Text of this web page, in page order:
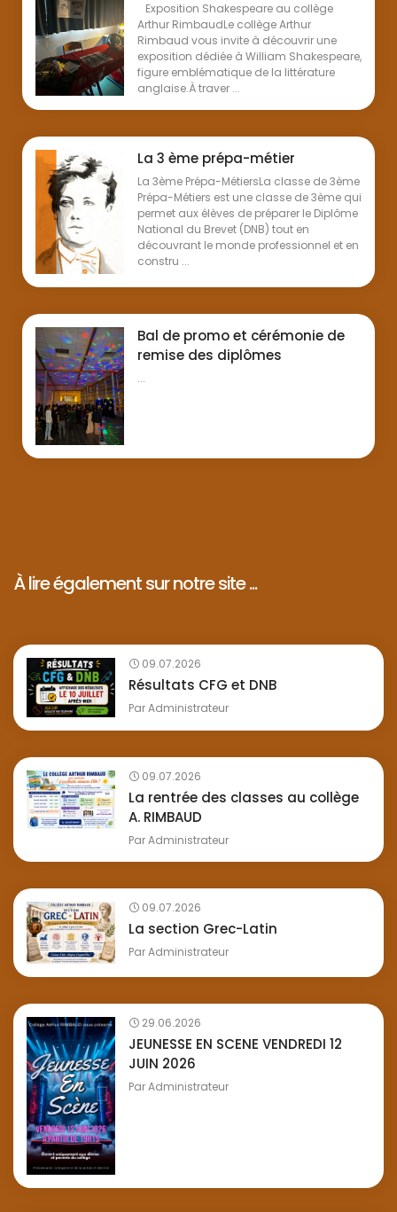
Exposition Shakespeare au collège
Arthur RimbaudLe collège Arthur
Rimbaud vous invite à découvrir une
exposition dédiée à William Shakespeare,
figure emblématique de la littérature
anglaise.À traver ...
La 3 ème prépa-métier
La 3ème Prépa-MétiersLa classe de 3ème
Prépa-Métiers est une classe de 3ème qui
permet aux élèves de préparer le Diplôme
National du Brevet (DNB) tout en
découvrant le monde professionnel et en
constru ...
Bal de promo et cérémonie de
remise des diplômes
...
À lire également sur notre site ...
09.07.2026
Résultats CFG et DNB
ParAdministrateur
09.07.2026
La rentrée des classes au collège
A. RIMBAUD
ParAdministrateur
09.07.2026
La section Grec-Latin
ParAdministrateur
29.06.2026
JEUNESSE EN SCENE VENDREDI 12
JUIN 2026
ParAdministrateur